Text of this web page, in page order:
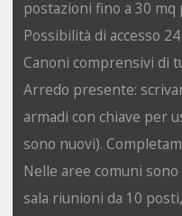
postazioni fino a 30
Possibilità di accesso
Canoni comprensivi di
Arredo presente:
armadi con chiave per
sono nuovi).
Nelle aree comuni
sala riunioni da 10